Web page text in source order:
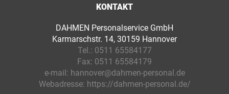
KONTAKT
DAHMEN Personalservice GmbH
Karmarschstr. 14, 30159 Hannover
Tel.: 0511 65584177
Fax: 0511 65584179
e-mail: hannover@dahmen-personal.de
Webadresse: https://dahmen-personal.de/